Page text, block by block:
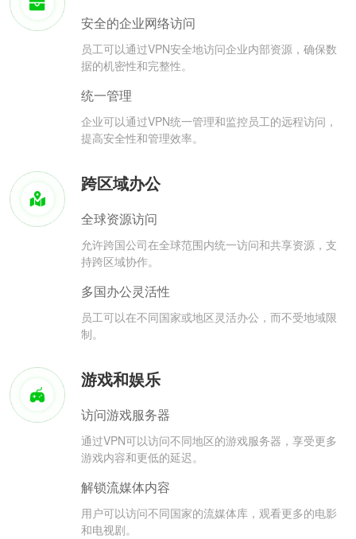
安全的企业网络访问
员工可以通过VPN安全地访问企业内部资源，确保数
据的机密性和完整性。
统一管理
企业可以通过VPN统一管理和监控员工的远程访问，
提高安全性和管理效率。
跨区域办公
全球资源访问
允许跨国公司在全球范围内统一访问和共享资源，支
持跨区域协作。
多国办公灵活性
员工可以在不同国家或地区灵活办公，而不受地域限
制。
游戏和娱乐
访问游戏服务器
通过VPN可以访问不同地区的游戏服务器，享受更多
游戏内容和更低的延迟。
解锁流媒体内容
用户可以访问不同国家的流媒体库，观看更多的电影
和电视剧。